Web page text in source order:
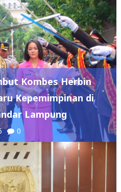
Kombes Herbin
Kepemimpinan di
Lampung
0